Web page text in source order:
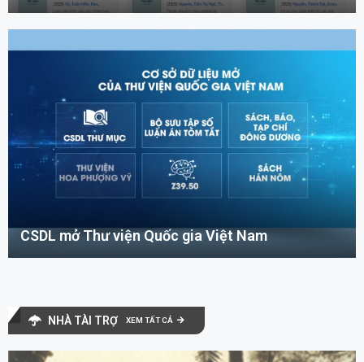
CSDL mở Thư viện Quốc gia Việt Nam
NHÀ TÀI TRỢ XEM TẤT CẢ